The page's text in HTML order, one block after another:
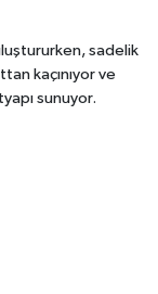
sadelik
kaçınıyor ve
sunuyor.